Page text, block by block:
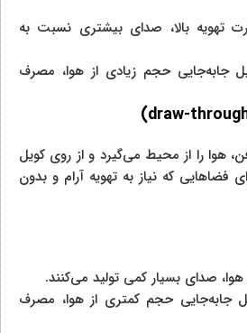
تهویه بالا، صدای بیشتری نسبت به
جابه‌جایی حجم زیادی از هوا، مصرف
draw-
)
هوا را از محیط می‌گیرد و از روی کویل
فضاهایی که نیاز به تهویه آرام و بدون
صدای بسیار کمی تولید می‌کنند.
جابه‌جایی حجم کمتری از هوا، مصرف